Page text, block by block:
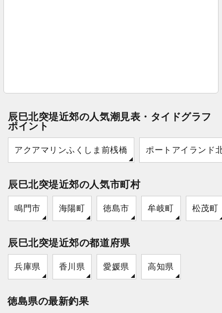
辰巳北突堤近郊の人気潮見表・タイドグラフ
ポイント
アクアマリンふくしま前桟橋 ポートアイランド
辰巳北突堤近郊の人気市町村
鳴門市 海陽町 徳島市 牟岐町 松茂町
辰巳北突堤近郊の都道府県
兵庫県 香川県 愛媛県 高知県
徳島県の最新釣果